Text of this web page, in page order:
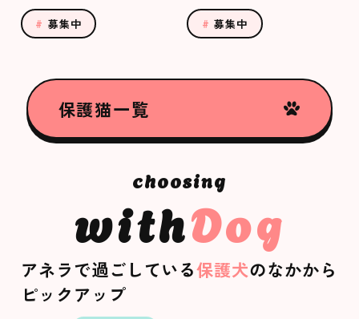
募集中 募集中
保護猫一覧
withDog
アネラで過ごしている保護犬のなかから
ピックアップ